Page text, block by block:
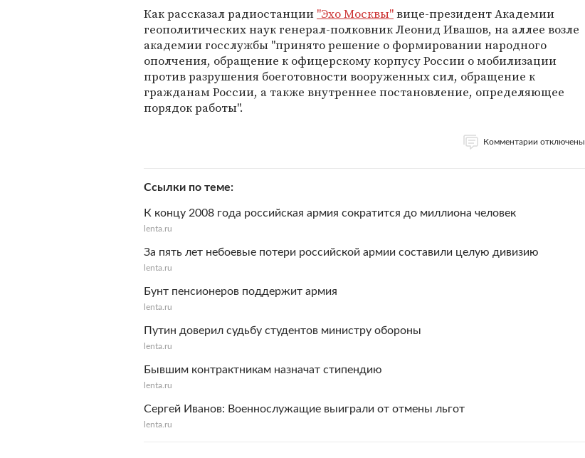
Как рассказал радиостанции "Эхо Москвы"вице-президент Академии
геополитических наук генерал-полковник Леонид Ивашов, на аллее возле
академии госслужбы "принято решение о формировании народного
ополчения, обращение к офицерскому корпусу России о мобилизации
против разрушения боеготовности вооруженных сил, обращение к
гражданам России, а также внутреннее постановление, определяющее
порядок работы".
Комментарии отключены
Ссылки по теме
К концу 2008 года российская армия сократится до миллиона человек
lenta.ru
За пять лет небоевые потери российской армии составили целую дивизию
lenta.ru
Бунт пенсионеров поддержит армия
lenta.ru
Путин доверил судьбу студентов министру обороны
lenta.ru
Бывшим контрактникам назначат стипендию
lenta.ru
Сергей Иванов: Военнослужащие выиграли от отмены льгот
lenta.ru